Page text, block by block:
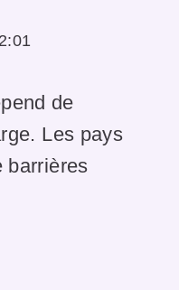
de
Les pays
barrières